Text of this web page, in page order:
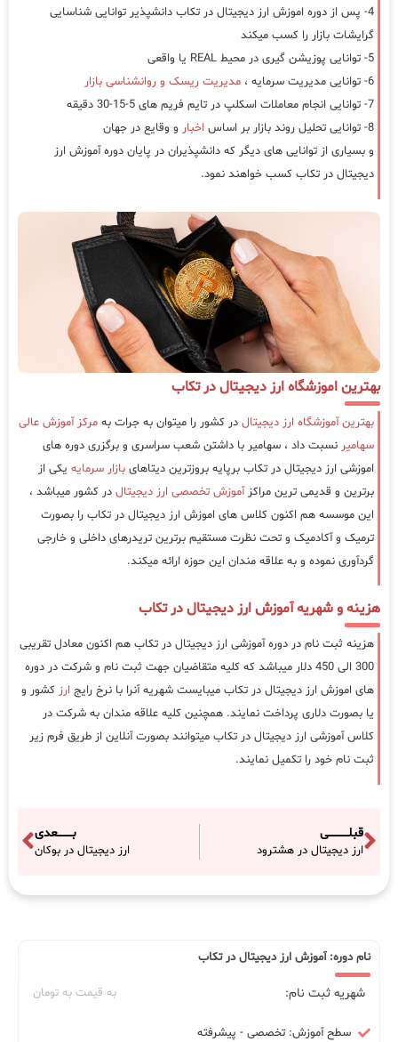
4- پس از دوره اموزش ارز دیجیتال در تکاب دانشپذیر توانایی شناسایی
گرایشات بازار را کسب میکند
5- توانایی پوزیشن گیری در محیط REAL یا واقعی
6- توانایی مدیریت سرمایه ،
مدیریت ریسک و روانشناسی بازار
7- توانایی انجام معاملات اسکلپ در تایم فریم های 5-15-30 دقیقه
8- توانایی تحلیل روند بازار بر اساس
اخبار و وقایع در جهان
و بسیاری از توانایی های دیگر که دانشپذیران در پایان دوره آموزش ارز
دیجیتال در تکاب کسب خواهند نمود.
بهترین اموزشگاه ارز دیجیتال در تکاب
بهترین آموزشگاه ارز دیجیتال در کشور را میتوان به جرات به مرکز آموزش عالی
سهامیر نسبت داد ، سهامیر با داشتن شعب سراسری و برگزری دوره های
اموزشی ارز دیجیتال در تکاب برپایه بروزترین دیتاهای بازار سرمایه یکی از
برترین و قدیمی ترین مراکزآموزش تخصصی ارز دیجیتال در کشور میباشد ،
این موسسه هم اکنون کلاس های اموزش ارز دیجیتال در تکاب را بصورت
ترمیک و آکادمیک و تحت نظرت مستقیم برترین تریدرهای داخلی و خارجی
گردآوری نموده و به علاقه مندان این حوزه ارائه میکند.
هزینه و شهریه آموزش ارز دیجیتال در تکاب
هزینه ثبت نام در دوره آموزشی ارز دیجیتال در تکاب هم اکنون معادل تقریبی
300 الی 450 دلار میباشد که کلیه متقاضیان جهت ثبت نام و شرکت در دوره
های اموزش ارز دیجیتال در تکاب میبایست شهریه آنرا با نرخ رایج ارز کشور و
یا بصورت دلاری پرداخت نمایند. همچنین کلیه علاقه مندان به شرکت در
کلاس آموزشی ارز دیجیتال در تکاب میتوانند بصورت آنلاین از طریق فرم زیر
ثبت نام خود را تکمیل نمایند.
قبلـــــــــــی
ارز دیجیتال در هشترود
بــــــــعدی
ارز دیجیتال در بوکان
نام دوره: آموزش ارز دیجیتال در تکاب
شهریه ثبت نام: به قیمت به تومان
سطح آموزش: تخصصی - پیشرفته